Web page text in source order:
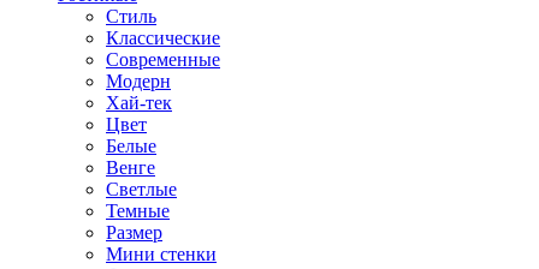
Стиль
Классические
Современные
Модерн
Хай-тек
Цвет
Белые
Венге
Светлые
Темные
Размер
Мини стенки